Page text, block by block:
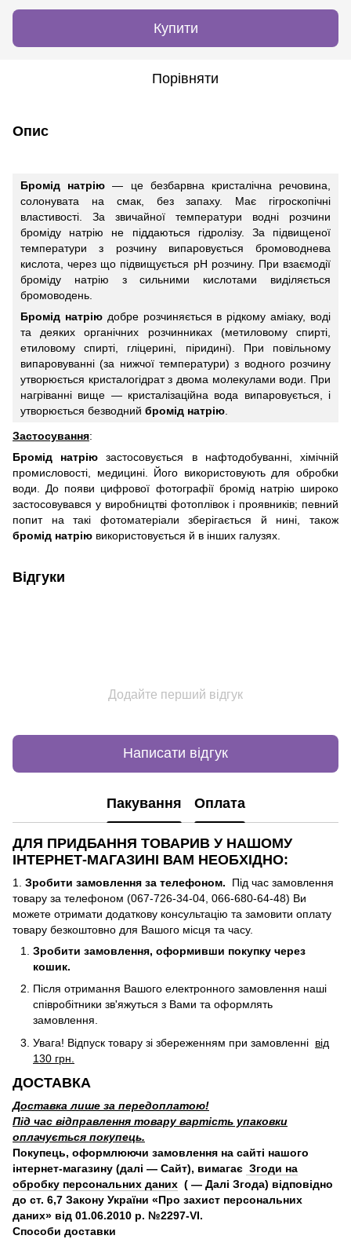
Купити
Порівняти
Опис
Бромід натрію — це безбарвна кристалічна речовина,
солонувата на смак, без запаху. Має гігроскопічні
властивості. За звичайної температури водні розчини
броміду натрію не піддаються гідролізу. За підвищеної
температури з розчину випаровується бромоводнева
кислота, через що підвищується pH розчину. При взаємодії
броміду натрію з сильними кислотами виділяється
бромоводень.
Бромід натріюдобре розчиняється в рідкому аміаку, воді
та деяких органічних розчинниках (метиловому спирті,
етиловому спирті, гліцерині, піридині). При повільному
випаровуванні (за нижчої температури) з водного розчину
утворюється кристалогідрат з двома молекулами води. При
нагріванні вище — кристалізаційна вода випаровується, і
утворюється безводний бромід натрію
Застосування:
Бромід натрію застосовується в нафтодобуванні, хімічній
промисловості, медицині. Його використовують для обробки
води. До появи цифрової фотографії бромід натрію широко
застосовувався у виробництві фотоплівок і проявників; певний
попит на такі фотоматеріали зберігається й нині, також
бромід натрію використовується й в інших галузях.
Відгуки
Додайте перший відгук
Написати відгук
Пакування Оплата
ДЛЯ ПРИДБАННЯ ТОВАРИВ У НАШОМУ
ІНТЕРНЕТ-МАГАЗИНІ ВАМ НЕОБХІДНО:
1. Зробити замовлення за телефоном. Під час замовлення
товару за телефоном (067-726-34-04, 066-680-64-48) Ви
можете отримати додаткову консультацію та замовити оплату
товару безкоштовно для Вашого місця та часу.
Зробити замовлення, оформивши покупку через
кошик.
Після отримання Вашого електронного замовлення наші
співробітники зв'яжуться з Вами та оформлять
замовлення.
Увага! Відпуск товару зі збереженням при замовленні від
130 грн.
ДОСТАВКА
Доставка лише за передоплатою!
Під час відправлення товару вартість упаковки
оплачується покупець.
Покупець, оформлюючи замовлення на сайті нашого
інтернет-магазину (далі — Сайт), вимагає Згоди на
обробку персональних даних ( — Далі Згода) відповідно
до ст. 6,7 Закону України «Про захист персональних
даних» від 01.06.2010 р. №2297-VI.
Способи доставки